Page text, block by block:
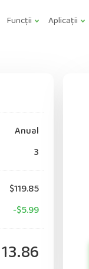
Funcții Aplicații
Anual
3
$119.85
-$5.99